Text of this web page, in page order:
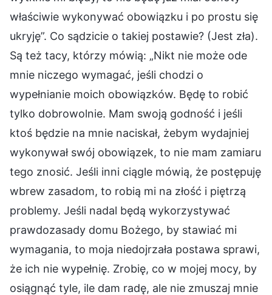
właściwie wykonywać obowiązku i po prostu się
ukryję”. Co sądzicie o takiej postawie? (Jest zła).
Są też tacy, którzy mówią: „Nikt nie może ode
mnie niczego wymagać, jeśli chodzi o
wypełnianie moich obowiązków. Będę to robić
tylko dobrowolnie. Mam swoją godność i jeśli
ktoś będzie na mnie naciskał, żebym wydajniej
wykonywał swój obowiązek, to nie mam zamiaru
tego znosić. Jeśli inni ciągle mówią, że postępuję
wbrew zasadom, to robią mi na złość i piętrzą
problemy. Jeśli nadal będą wykorzystywać
prawdozasady domu Bożego, by stawiać mi
wymagania, to moja niedojrzała postawa sprawi,
że ich nie wypełnię. Zrobię, co w mojej mocy, by
osiągnąć tyle, ile dam radę, ale nie zmuszaj mnie